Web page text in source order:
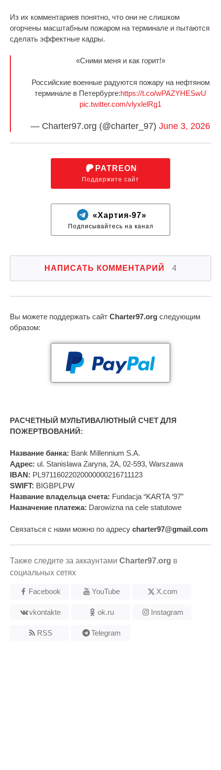
Из их комментариев понятно, что они не слишком
огорчены масштабным пожаром на терминале и пытаются
сделать эффектные кадры.
«Сними меня и как горит!»
Российские военные радуются пожару на нефтяном
терминале в Петербурге:https://t.co/wPAZYHESwU
pic.twitter.com/vlyxlelRg1
— Сharter97.org (@charter_97) June 3, 2026
PATREON
Поддержите сайт
«Хартия-97»
Подписывайтесь на канал
НАПИСАТЬ КОММЕНТАРИЙ 4
Вы можете поддержать сайт Charter97.org следующим
образом:
РАСЧЕТНЫЙ МУЛЬТИВАЛЮТНЫЙ СЧЕТ ДЛЯ
ПОЖЕРТВОВАНИЙ:
Название банка: Bank Millennium S.A.
Адрес: ul. Stanislawa Zaryna, 2A, 02-593, Warszawa
IBAN: PL97116022020000000216711123
SWIFT: BIGBPLPW
Название владельца счета: Fundacja “KARTA ‘97”
Назначение платежа: Darowizna na cele statutowe
Связаться с нами можно по адресу charter97@gmail.com
Также следите за аккаунтами Charter97.org в
социальных сетях
Facebook YouTube X.com
vkontakte ok.ru Instagram
RSS Telegram